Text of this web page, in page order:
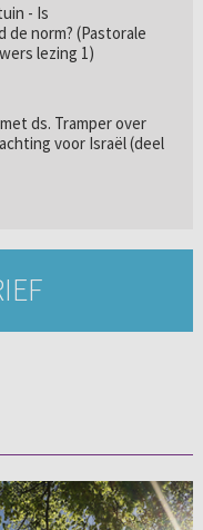
- Is
norm? (Pastorale
lezing 1)
ds. Tramper over
voor Israël (deel